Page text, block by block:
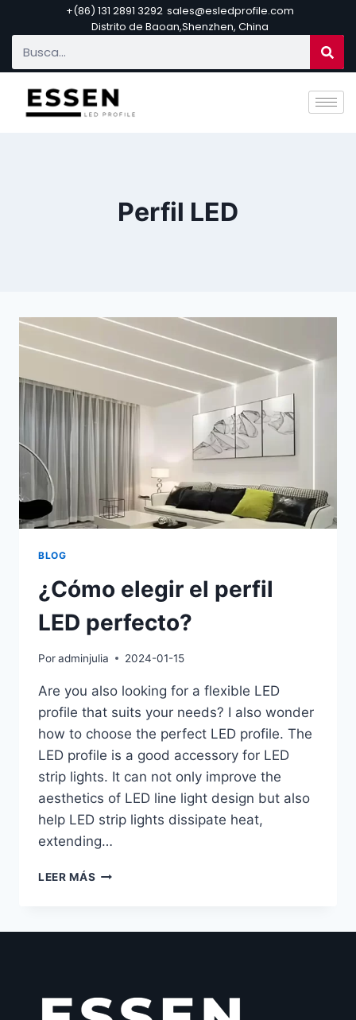
+(86) 131 2891 3292 sales@esledprofile.com
Distrito de Baoan,Shenzhen, China
Perfil LED
BLOG
¿Cómo elegir el perfil
LED perfecto?
Poradminjulia 2024-01-15
Are you also looking for a flexible LED
profile that suits your needs? I also wonder
how to choose the perfect LED profile. The
LED profile is a good accessory for LED
strip lights. It can not only improve the
aesthetics of LED line light design but also
help LED strip lights dissipate heat,
extending…
LEER MÁS